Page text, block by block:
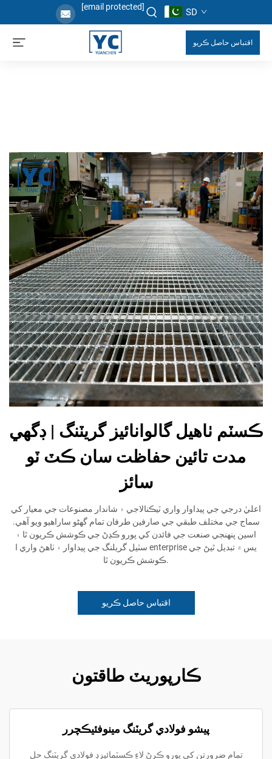
[email protected] SD
اقتباس حاصل ڪريو
ڪسٽم ٺاهيل گالوانائيز گريٽنگ | ڊگهي
مدت تائين حفاظت سان ڪٽ ٽو
سائز
اعليٰ درجي جي پيداوار واري ٽيڪنالاجي ۽ شاندار مصنوعات جي معيار کي
سماج جي مختلف طبقي جي صارفين طرفان تمام گهڻو ساراهيو ويو آهي.
اسين پنهنجي صنعت جي فائدن کي پورو ڪڍڻ جي ڪوشش ڪريون ٿا ۽
سٽيل گريلنگ جي پيداوار ۽ ٺاهڻ واري ا enterprise يس ۾ تبديل ٿيڻ جي
ڪوشش ڪريون ٿا.
اقتباس حاصل ڪريو
ڪارپوريٽ طاقتون
پيشو فولادي گريٽنگ مينوفئيڪچرر
تمام ضرورتن کي پورو ڪرڻ لاءِ ڪسٽمائيزڊ فولادي گريٽنگ حل